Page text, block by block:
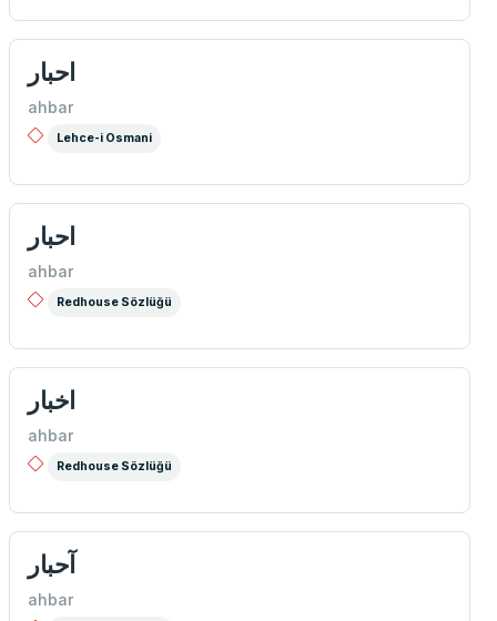
احبار
ahbar
Lehce-i Osmani
احبار
ahbar
Redhouse Sözlüğü
اخبار
ahbar
Redhouse Sözlüğü
آحبار
ahbar